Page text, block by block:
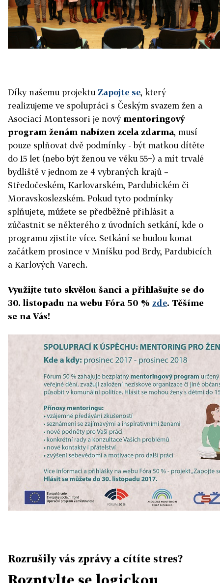
Díky našemu projektu Zapojte se, který
realizujeme ve spolupráci s Českým svazem žen a
Asociací Montessori je nový mentoringový
program ženám nabízen zcela zdarma, musí
pouze splňovat dvě podmínky - být matkou dítěte
do 15 let (nebo být ženou ve věku 55+) a mít trvalé
bydliště v jednom ze 4 vybraných krajů –
Středočeském, Karlovarském, Pardubickém či
Moravskoslezském. Pokud tyto podmínky
splňujete, můžete se předběžně přihlásit a
zúčastnit se některého z úvodních setkání, kde o
programu zjistíte více. Setkání se budou konat
začátkem prosince v Mníšku pod Brdy, Pardubicích
a Karlových Varech.
Využijte tuto skvělou šanci a přihlašujte se do
30. listopadu na webu Fóra 50 % zde. Těšíme
se na Vás!
Rozrušily vás zprávy a cítíte stres?